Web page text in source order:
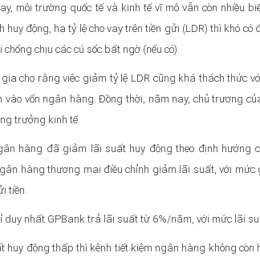
môi trường quốc tế và kinh tế vĩ mô vẫn còn nhiều
huy động, hạ tỷ lệ cho vay trên tiền gửi (LDR) thì khó
chịu các cú sốc bất ngờ (nếu có).
gia cho rằng việc giảm tỷ lệ LDR cũng khá thách thức
vào vốn ngân hàng. Đồng thời, năm nay, chủ trương
trưởng kinh tế.
hàng đã giảm lãi suất huy động theo định hướng
hàng thương mại điều chỉnh giảm lãi suất, với
tiền.
duy nhất GPBank trả lãi suất từ 6%/năm, với mức lãi
huy động thấp thì kênh tiết kiệm ngân hàng không